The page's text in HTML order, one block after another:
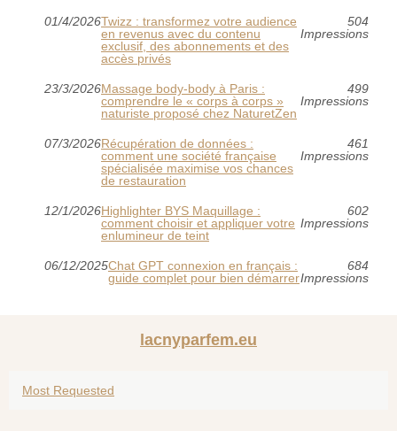
01/4/2026Twizz : transformez votre audience
en revenus avec du contenu
exclusif, des abonnements et des
accès privés
504
Impressions
23/3/2026Massage body‑body à Paris :
comprendre le « corps à corps »
naturiste proposé chez NaturetZen
499
Impressions
07/3/2026Récupération de données :
comment une société française
spécialisée maximise vos chances
de restauration
461
Impressions
12/1/2026Highlighter BYS Maquillage :
comment choisir et appliquer votre
enlumineur de teint
602
Impressions
06/12/2025Chat GPT connexion en français :
guide complet pour bien démarrer
684
Impressions
lacnyparfem.eu
Most Requested